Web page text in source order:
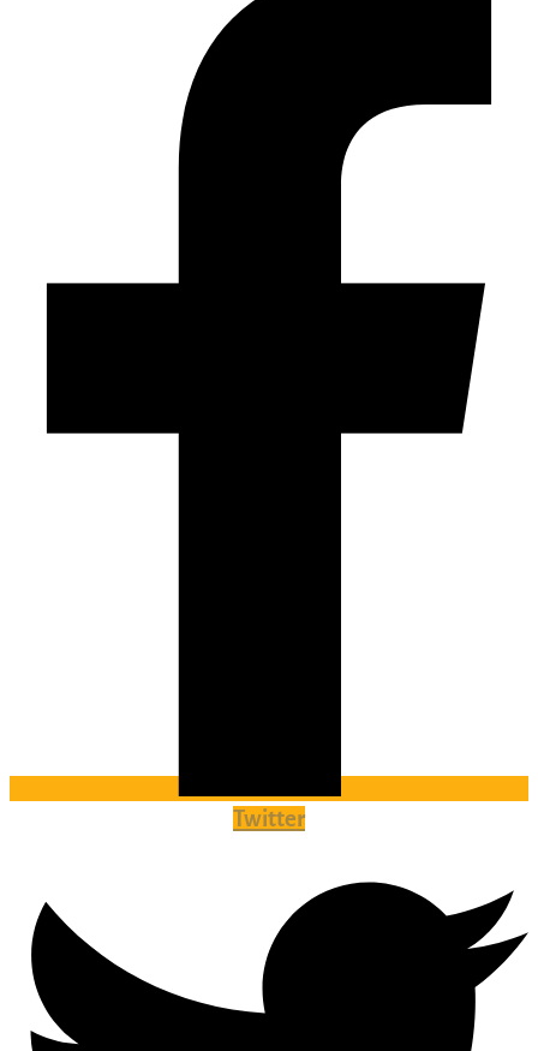
Twitter